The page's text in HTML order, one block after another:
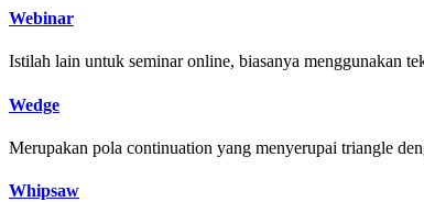
Webinar
Istilah lain untuk seminar online, biasanya menggunakan
Wedge
Merupakan pola continuation yang menyerupai triangle
Whipsaw